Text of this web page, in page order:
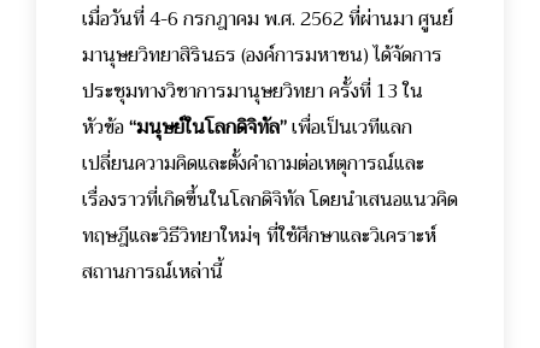
เมื่อวันที่ 4-6 กรกฎาคม พ.ศ. 2562 ที่ผ่านมา ศูนย์
มานุษยวิทยาสิรินธร (องค์การมหาชน) ได้จัดการ
ประชุมทางวิชาการมานุษยวิทยา ครั้งที่ 13 ใน
หัวข้อ“มนุษย์ในโลกดิจิทัล”เพื่อเป็นเวทีแลก
เปลี่ยนความคิดและตั้งคำถามต่อเหตุการณ์และ
เรื่องราวที่เกิดขึ้นในโลกดิจิทัล โดยนำเสนอแนวคิด
ทฤษฎีและวิธีวิทยาใหม่ๆ ที่ใช้ศึกษาและวิเคราะห์
สถานการณ์เหล่านี้